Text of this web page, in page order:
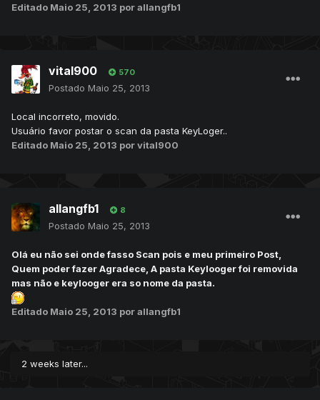
Editado Maio 25, 2013 por allangfb1
vital900 570
Postado Maio 25, 2013
Local incorreto, movido.
Usuário favor postar o scan da pasta KeyLoger..
Editado Maio 25, 2013 por vital900
allangfb1 8
Postado Maio 25, 2013
Olá eu não sei onde fasso Scan pois e meu primeiro Post,
Quem poder fazer Agradece, A pasta Keylooger foi removida
mas não e keylooger era so nome da pasta.
Editado Maio 25, 2013 por allangfb1
2 weeks later...